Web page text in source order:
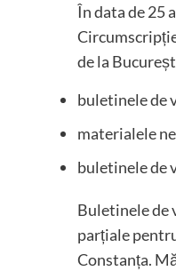
În data de 25
de la
buletinele de
materialele
buletinele de
Buletinele de
parțiale
Constanța.